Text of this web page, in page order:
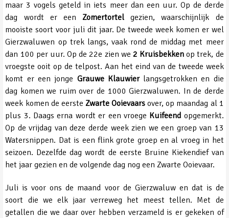
maar 3 vogels geteld in iets meer dan een uur. Op de derde
dag wordt er een Zomertortel gezien, waarschijnlijk de
mooiste soort voor juli dit jaar. De tweede week komen er wel
Gierzwaluwen op trek langs, vaak rond de middag met meer
dan 100 per uur. Op de 22e zien we 2 Kruisbekken op trek, de
vroegste ooit op de telpost. Aan het eind van de tweede week
komt er een jonge Grauwe Klauwierlangsgetrokken en die
dag komen we ruim over de 1000 Gierzwaluwen. In de derde
week komen de eerste Zwarte Ooievaars over, op maandag al 1
plus 3. Daags erna wordt er een vroege Kuifeend opgemerkt.
Op de vrijdag van deze derde week zien we een groep van 13
Watersnippen. Dat is een flink grote groep en al vroeg in het
seizoen. Dezelfde dag wordt de eerste Bruine Kiekendief van
het jaar gezien en de volgende dag nog een Zwarte Ooievaar.
Juli is voor ons de maand voor de Gierzwaluw en dat is de
soort die we elk jaar verreweg het meest tellen. Met de
getallen die we daar over hebben verzameld is er gekeken of